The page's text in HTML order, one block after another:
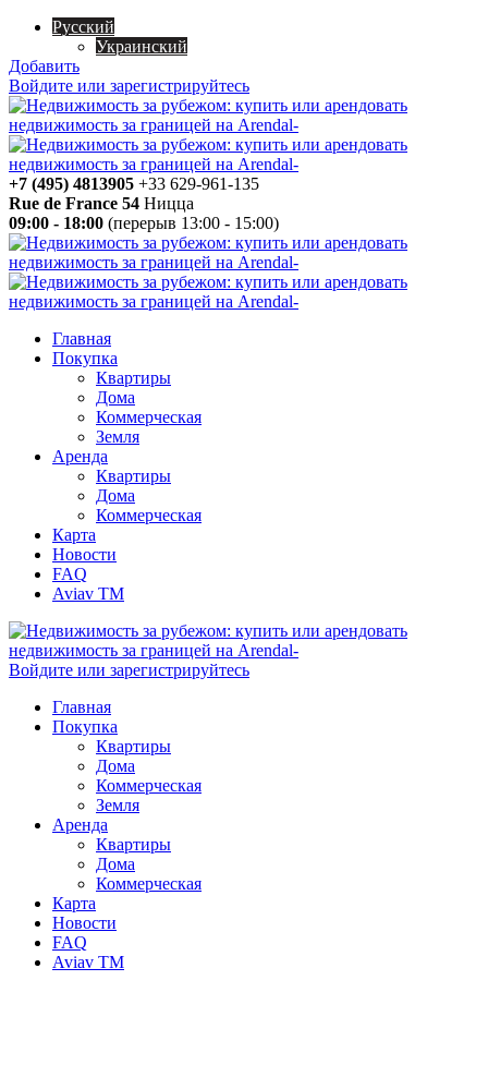
Русский
Украинский
Добавить
Войдите или зарегистрируйтесь
+7 (495) 4813905 +33 629-961-135
Rue de France 54 Ницца
09:00 - 18:00 (перерыв 13:00 - 15:00)
Главная
Покупка
Квартиры
Дома
Коммерческая
Земля
Аренда
Квартиры
Дома
Коммерческая
Карта
Новости
FAQ
Aviav TM
Войдите или зарегистрируйтесь
Главная
Покупка
Квартиры
Дома
Коммерческая
Земля
Аренда
Квартиры
Дома
Коммерческая
Карта
Новости
FAQ
Aviav TM